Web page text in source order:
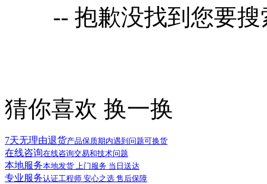
-- 抱歉没找到您要
猜你喜欢 换一换
7天无理由退货产品保质期内遇到问题可换货
在线咨询在线咨询交易和技术问题
本地服务本地发货 上门服务 当日送达
专业服务认证工程师 安心之选 售后保障